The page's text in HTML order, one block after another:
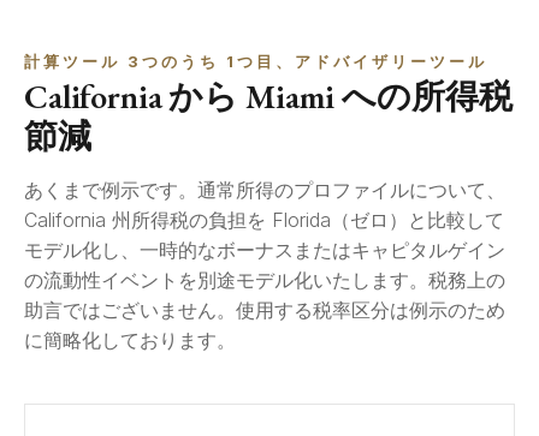
計算ツール 3つのうち 1つ目、アドバイザリーツール
California から Miami への所得税
節減
あくまで例示です。通常所得のプロファイルについて、
California 州所得税の負担を Florida（ゼロ）と比較して
モデル化し、一時的なボーナスまたはキャピタルゲイン
の流動性イベントを別途モデル化いたします。税務上の
助言ではございません。使用する税率区分は例示のため
に簡略化しております。